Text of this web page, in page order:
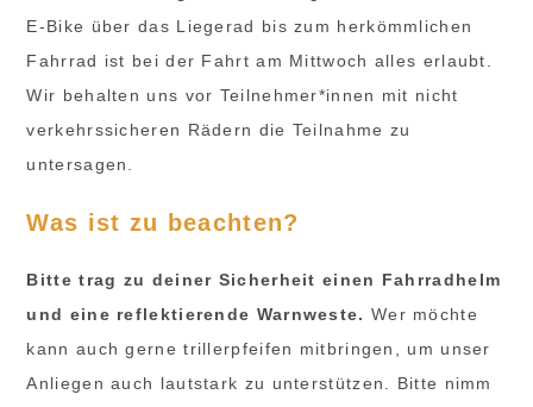
E-Bike über das Liegerad bis zum herkömmlichen
Fahrrad ist bei der Fahrt am Mittwoch alles erlaubt.
Wir behalten uns vor Teilnehmer*innen mit nicht
verkehrssicheren Rädern die Teilnahme zu
untersagen.
Was ist zu beachten?
Bitte trag zu deiner Sicherheit einen Fahrradhelm
und eine reflektierende Warnweste. Wer möchte
kann auch gerne trillerpfeifen mitbringen, um unser
Anliegen auch lautstark zu unterstützen. Bitte nimm